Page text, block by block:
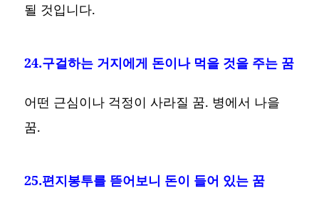
될 것입니다.
24.구걸하는 거지에게 돈이나 먹을 것을 주는 꿈
어떤 근심이나 걱정이 사라질 꿈. 병에서 나을
꿈.
25.편지봉투를 뜯어보니 돈이 들어 있는 꿈